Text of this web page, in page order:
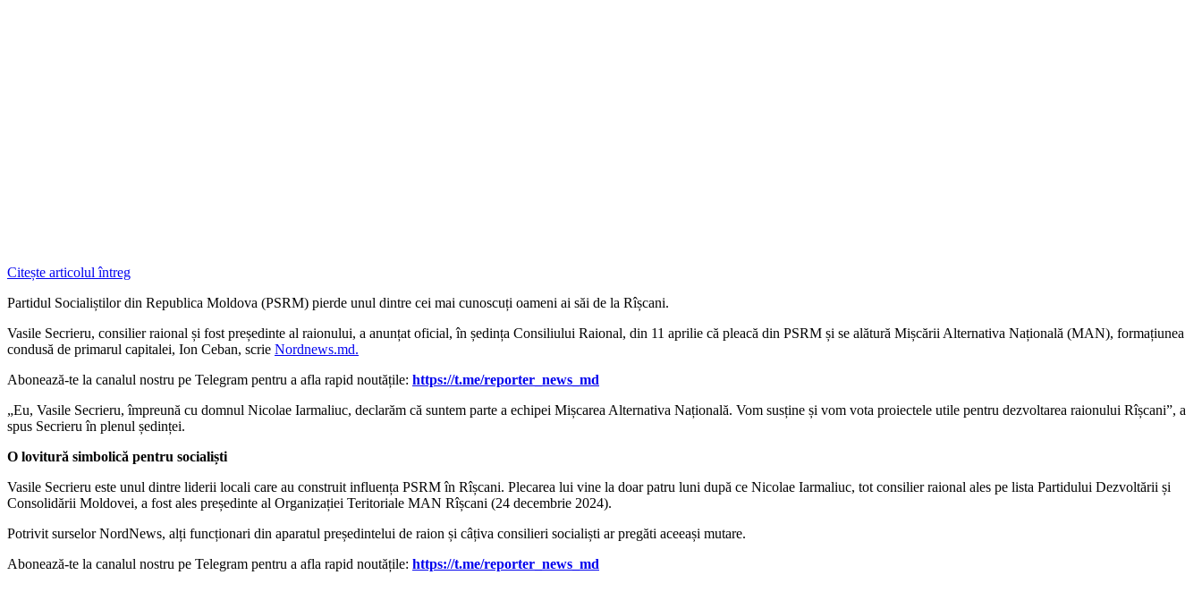
Citește articolul întreg
Partidul Socialiștilor din Republica Moldova (PSRM) pierde unul dintre cei mai cunoscuți oameni ai săi de la Rîșcani.
Vasile Secrieru, consilier raional și fost președinte al raionului, a anunțat oficial, în ședința Consiliului Raional, din 11 aprilie că pleacă din PSRM și se alătură Mișcării Alternativa Națională (MAN), formațiunea
condusă de primarul capitalei, Ion Ceban, scrie Nordnews.md.
‍Abonează-te la canalul nostru pe Telegram pentru a afla rapid noutățile: https://t.me/reporter_news_md
„Eu, Vasile Secrieru, împreună cu domnul Nicolae Iarmaliuc, declarăm că suntem parte a echipei Mișcarea Alternativa Națională. Vom susține și vom vota proiectele utile pentru dezvoltarea raionului Rîșcani”, a
spus Secrieru în plenul ședinței.
O lovitură simbolică pentru socialiști
Vasile Secrieru este unul dintre liderii locali care au construit influența PSRM în Rîșcani. Plecarea lui vine la doar patru luni după ce Nicolae Iarmaliuc, tot consilier raional ales pe lista Partidului Dezvoltării și
Consolidării Moldovei, a fost ales președinte al Organizației Teritoriale MAN Rîșcani (24 decembrie 2024).
Potrivit surselor NordNews, alți funcționari din aparatul președintelui de raion și câțiva consilieri socialiști ar pregăti aceeași mutare.
‍Abonează-te la canalul nostru pe Telegram pentru a afla rapid noutățile: https://t.me/reporter_news_md